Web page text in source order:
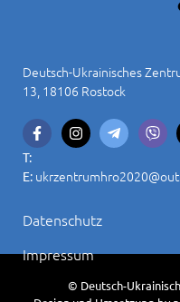
Deutsch-Ukrainisches
13, 18106 Rostock
T:
E:
Datenschutz
Impressum
© Deutsch-